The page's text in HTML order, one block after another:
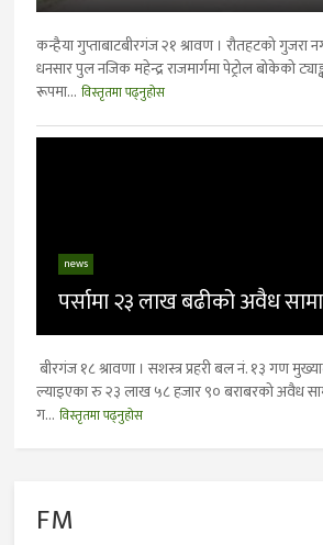
कन्हैया गुप्ताबाटबीरगंज २१ श्रावण । रौतहटको गुजरा
धनसार पुल नजिक महेन्द्र राजमार्गमा पेट्रोल बोकेको
रूपमा... विस्तृतमा पढ्नुहोस
news
पर्सामा २३ लाख बढीको अवैध
बीरगंज १८ श्रावणा । सशस्त्र प्रहरी बल नं. १३ गण
ल्याइएका रु २३ लाख ५८ हजार ९० बराबरको अवैध
ग... विस्तृतमा पढ्नुहोस
FM